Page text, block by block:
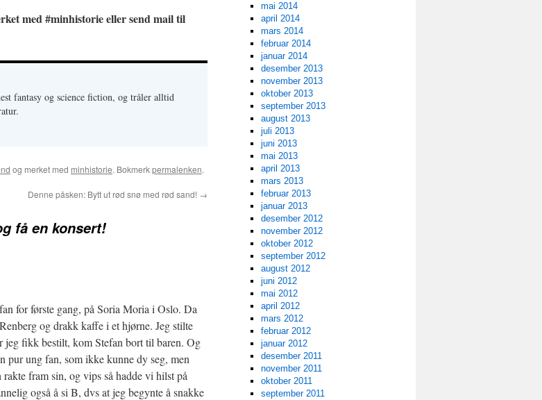
med #minhistorie eller send mail til
fantasy og science fiction, og tråler alltid
og merket med minhistorie. Bokmerkpermalenken.
Denne påsken: Bytt ut rød snø med rød sand! →
få en konsert!
for første gang, på Soria Moria i Oslo. Da
og drakk kaffe i et hjørne. Jeg stilte
jeg fikk bestilt, kom Stefan bort til baren. Og
pur ung fan, som ikke kunne dy seg, men
fram sin, og vips så hadde vi hilst på
også å si B, dvs at jeg begynte å snakke
mai 2014
april 2014
mars 2014
februar 2014
januar 2014
desember 2013
november 2013
oktober 2013
september 2013
august 2013
juli 2013
juni 2013
mai 2013
april 2013
mars 2013
februar 2013
januar 2013
desember 2012
november 2012
oktober 2012
september 2012
august 2012
juni 2012
mai 2012
april 2012
mars 2012
februar 2012
januar 2012
desember 2011
november 2011
oktober 2011
september 2011